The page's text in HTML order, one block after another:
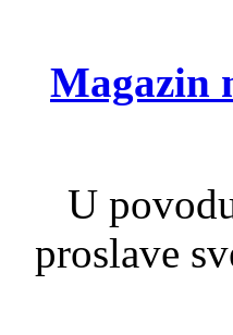
Magazin
U
proslave